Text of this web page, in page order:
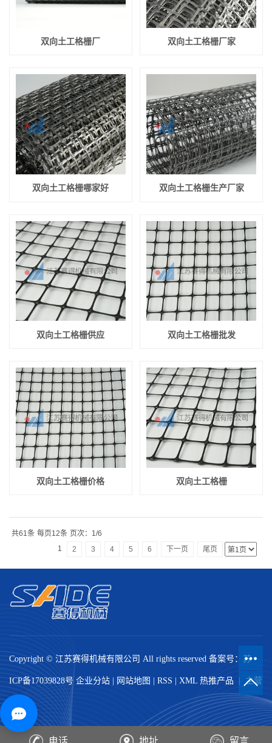
双向土工格栅厂 双向土工格栅厂家
双向土工格栅哪家好 双向土工格栅生产厂家
双向土工格栅供应 双向土工格栅批发
双向土工格栅价格 双向土工格栅
共61条 每页12条 页次：1/6
1
2 3 4 5 6 下一页 尾页
Copyright © 江苏赛得机械有限公司 All rights reserved 备案号： 苏
ICP备17039828号 企业分站 网站地图 RSS XML 热推产品 | 主营
区域：
电话 地址 留言